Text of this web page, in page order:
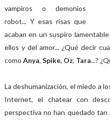
vampiros o demonios
robot... Y esas risas que
acaban en un suspiro
ellos y del amor... ¿Qué decir
como Anya, Spike, Oz, Tara...?
La deshumanización, el miedo a
Internet, el chatear con
perspectiva no han quedado tan